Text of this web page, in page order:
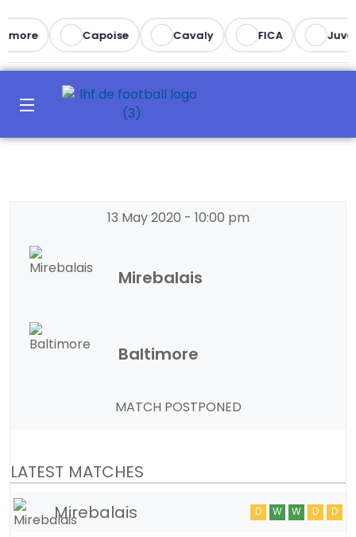
Capoise Cavaly FICA
13 May 2020 - 10:00 pm
Mirebalais
Baltimore
MATCH POSTPONED
LATEST MATCHES
Mirebalais
D W W D D